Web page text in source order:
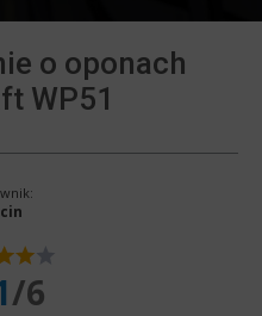
o oponach
WP51
/6